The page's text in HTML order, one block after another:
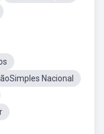
Nacional